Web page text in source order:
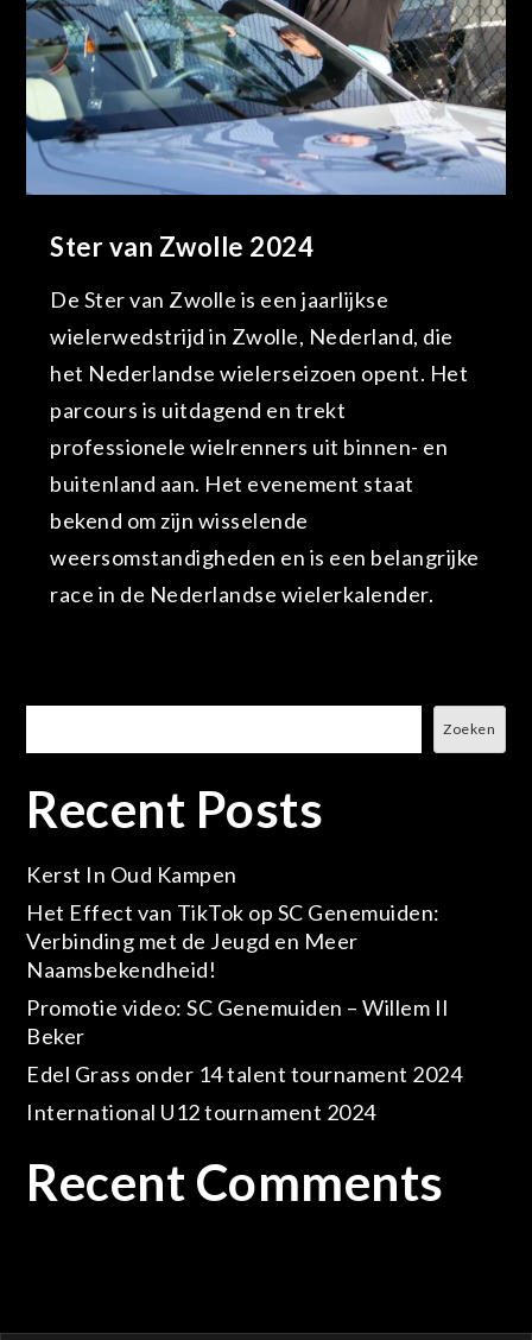
Ster van Zwolle 2024
De Ster van Zwolle is een jaarlijkse
wielerwedstrijd in Zwolle, Nederland, die
het Nederlandse wielerseizoen opent. Het
parcours is uitdagend en trekt
professionele wielrenners uit binnen- en
buitenland aan. Het evenement staat
bekend om zijn wisselende
weersomstandigheden en is een belangrijke
race in de Nederlandse wielerkalender.
Zoeken
Recent Posts
Kerst In Oud Kampen
Het Effect van TikTok op SC Genemuiden:
Verbinding met de Jeugd en Meer
Naamsbekendheid!
Promotie video: SC Genemuiden – Willem II
Beker
Edel Grass onder 14 talent tournament 2024
International U12 tournament 2024
Recent Comments